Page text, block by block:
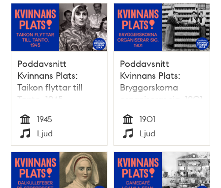
Poddavsnitt
Kvinnans Plats:
Taikon flyttar till
Tanto, 1945
Tid
1945
Typ
Ljud
Poddavsnitt
Kvinnans Plats:
Bryggorskorna
organiserar sig, 1901
Tid
1901
Typ
Ljud